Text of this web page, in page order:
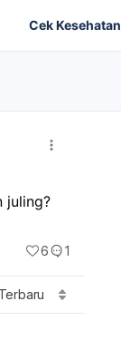
Cek Kesehatan
juling?
6 1
Terbaru